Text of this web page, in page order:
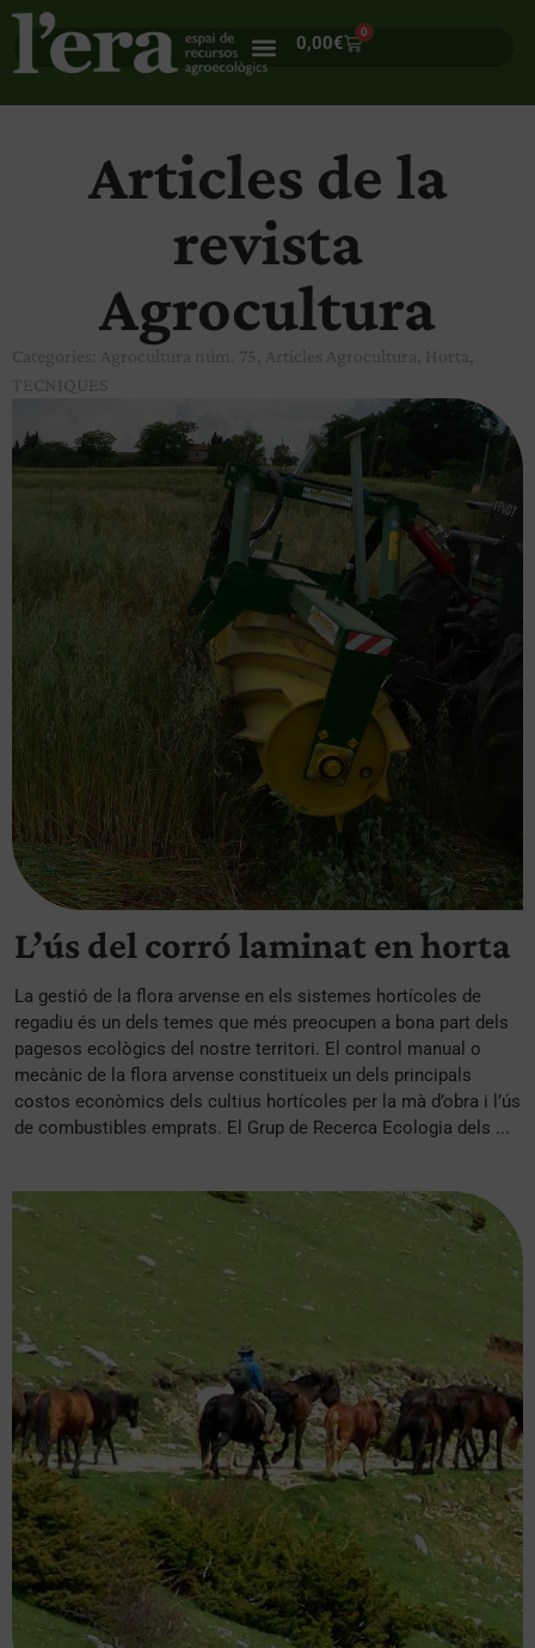
0,00€
0
Articles de la
revista
Agrocultura
L’ús del corró laminat en horta
La gestió de la flora arvense en els sistemes hortícoles de
regadiu és un dels temes que més preocupen a bona part dels
pagesos ecològics del nostre territori. El control manual o
mecànic de la flora arvense constitueix un dels principals
costos econòmics dels cultius hortícoles per la mà d’obra i l’ús
de combustibles emprats. El Grup de Recerca Ecologia dels ...